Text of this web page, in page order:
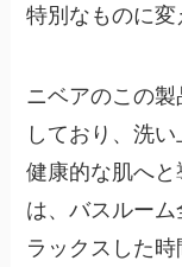
特別なものに変
ニベアのこの
しており、洗
健康的な肌へ
は、バスルー
ラックスした